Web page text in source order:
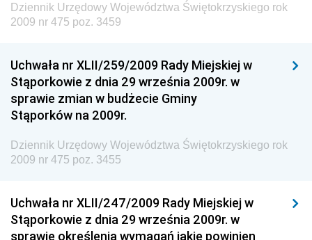
Dziennik Urzędowy Ministra Cyfryzacji
Budownictwa
Dziennik Urzędowy Ministra Gospodarki Morskiej i
Żeglugi Śródlądowej
Dziennik Urzędowy Ministra Energii
Dziennik Urzędowy Ministra Finansów
Dziennik Urzędowy Ministra Rozwoju i Finansów
Dziennik Urzędowy Wyższego Urzędu Górniczego
Dziennik Urzędowy Województwa Świętokrzyskiego rok
2009 nr 475 poz. 3459
Uchwała nr XLII/259/2009 Rady Miejskiej w
Stąporkowie z dnia 29 września 2009r. w
sprawie zmian w budżecie Gminy
Stąporków na 2009r.
Dziennik Urzędowy Województwa Świętokrzyskiego rok
2009 nr 475 poz. 3455
Uchwała nr XLII/247/2009 Rady Miejskiej w
Stąporkowie z dnia 29 września 2009r. w
sprawie określenia wymagań jakie powinien